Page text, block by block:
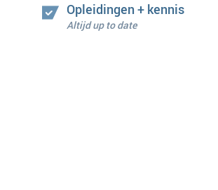
Opleidingen + kennis
Altijd up to date